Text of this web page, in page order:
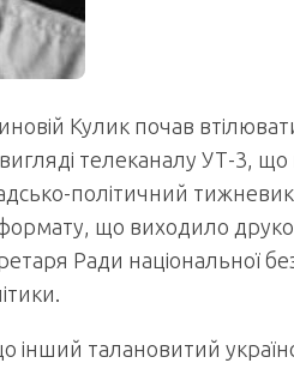
Кулик почав
телеканалу УТ-3,
політичний
формату, що виходило
Ради національної
інший талановитий